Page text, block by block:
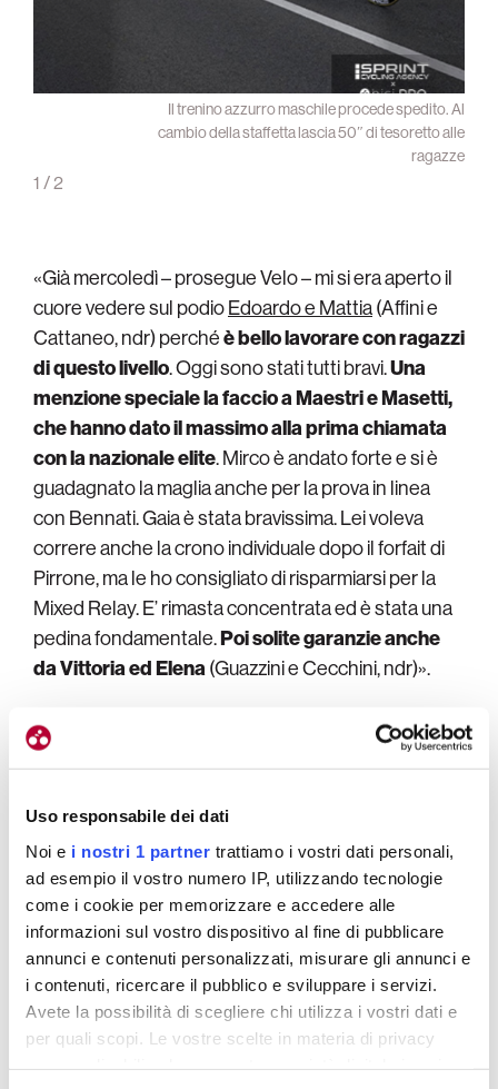
Uso responsabile dei dati
Noi e i nostri 1 partner trattiamo i vostri dati personali,
ad esempio il vostro numero IP, utilizzando tecnologie
come i cookie per memorizzare e accedere alle
informazioni sul vostro dispositivo al fine di pubblicare
annunci e contenuti personalizzati, misurare gli annunci e
i contenuti, ricercare il pubblico e sviluppare i servizi.
Avete la possibilità di scegliere chi utilizza i vostri dati e
per quali scopi. Le vostre scelte in materia di privacy
Il trenino azzurro maschile procede spedito. Al
cambio della staffetta lascia 50″ di tesoretto alle
ragazze
1 /2
«Già mercoledì – prosegue Velo – mi si era aperto il
cuore vedere sul podioEdoardo e Mattia(Affini e
Cattaneo, ndr) perchéè bello lavorare con ragazzi
di questo livello. Oggi sono stati tutti bravi.Una
menzione speciale la faccio a Maestri e Masetti,
che hanno dato il massimo alla prima chiamata
con la nazionale elite. Mirco è andato forte e si è
guadagnato la maglia anche per la prova in linea
con Bennati. Gaia è stata bravissima. Lei voleva
correre anche la crono individuale dopo il forfait di
Pirrone, ma le ho consigliato di risparmiarsi per la
Mixed Relay. E’ rimasta concentrata ed è stata una
pedina fondamentale.Poi solite garanzie anche
da Vittoria ed Elena(Guazzini e Cecchini, ndr)».
Al netto delle medaglie, vanno registrati due quinti
posti con Guazzini e con gli juniores nel Mixed
trovare gli italiani, pagando dazio per la mancanza di
crono tra i giovani. Le prove nelle altre categorie
sono andate come ci aveva anticipato Velo alla
vigilia della partenza per il Belgio, che però trova il
modo di commuoversi per una telefona.
«Prima delle partenze di oggimi ha chiamato Alice
Toniolli per fare a me e ai ragazzi l’in bocca al
lupo per le gare
. Mi ha fatto tanto piacere sentirla e